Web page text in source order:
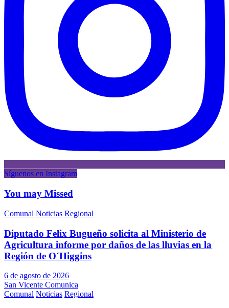
Síguenos en Instagram
You may Missed
Comunal Noticias Regional
Diputado Felix Bugueño solicita al Ministerio de
Agricultura informe por daños de las lluvias en la
Región de O´Higgins
6 de agosto de 2026
San Vicente Comunica
Comunal Noticias Regional